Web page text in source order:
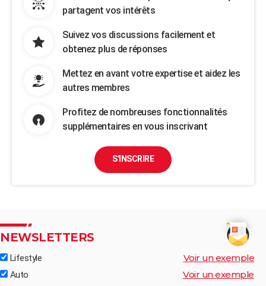
partagent vos intérêts
Suivez vos discussions facilement et
obtenez plus de réponses
Mettez en avant votre expertise et aidez les
autres membres
Profitez de nombreuses fonctionnalités
supplémentaires en vous inscrivant
S'INSCRIRE
NEWSLETTERS
Lifestyle Voir un exemple
Auto
Voir un exemple